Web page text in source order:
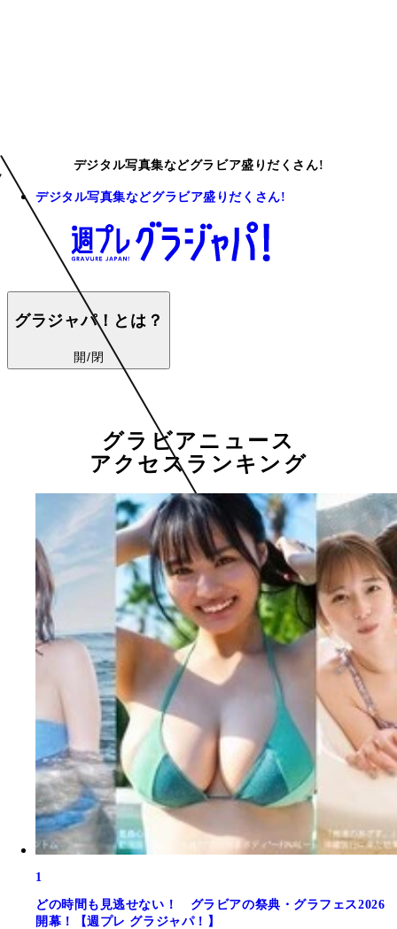
デジタル写真集などグラビア盛りだくさん!
デジタル写真集などグラビア盛りだくさん!
グラジャパ！とは？
開/閉
グラビアニュース
アクセスランキング
1
どの時間も見逃せない！ グラビアの祭典・グラフェス2026
開幕！【週プレ グラジャパ！】